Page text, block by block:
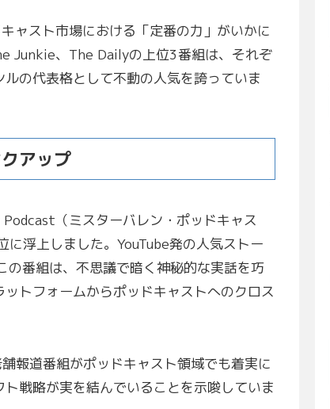
ャスト市場における「定番の力」がいかに
Junkie、The Dailyの上位3番組は、それぞ
の代表格として不動の人気を誇っていま
アップ
（ミスターバレン・ポッドキャス
浮上しました。YouTube発の人気ストー
番組は、不思議で暗く神秘的な実話を巧
トフォームからポッドキャストへのクロス
報道番組がポッドキャスト領域でも着実に
戦略が実を結んでいることを示唆していま